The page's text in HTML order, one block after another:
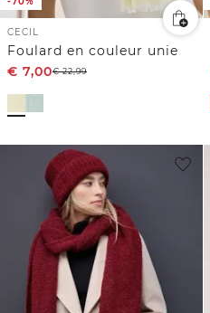
CECIL
Foulard en couleur unie
€ 7,00€22,99